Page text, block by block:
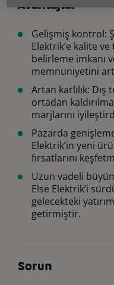
Avantajlar
Gelişmiş kontrol:
Elektrik’e kalite
belirleme imkanı
memnuniyetini
Artan karlılık: Dış
ortadan
marjlarını
Pazarda
Elektrik’in yeni
fırsatlarını
Uzun vadeli
Else Elektrik’i
gelecekteki
getirmiştir.
Sorun